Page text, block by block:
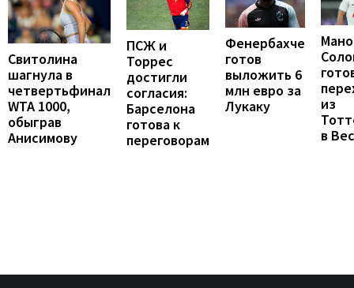
Свитолина
шагнула в
четвертьфинал
WTA 1000,
обыграв
Анисимову
ПСЖ и
Торрес
достигли
согласия:
Барселона
готова к
переговорам
Фенербахче
готов
выложить 6
млн евро за
Лукаку
из
в